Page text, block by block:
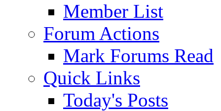
Member List
Forum Actions
Mark Forums Read
Quick Links
Today's Posts